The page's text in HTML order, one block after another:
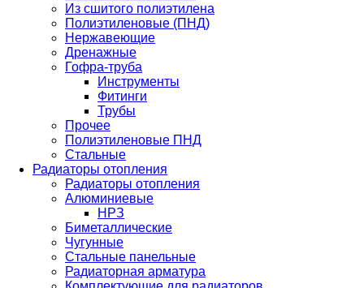
Из сшитого полиэтилена
Полиэтиленовые (ПНД)
Нержавеющие
Дренажные
Гофра-труба
Инструменты
Фитинги
Трубы
Прочее
Полиэтиленовые ПНД
Стальные
Радиаторы отопления
Радиаторы отопления
Алюминиевые
НРЗ
Биметаллические
Чугунные
Стальные панельные
Радиаторная арматура